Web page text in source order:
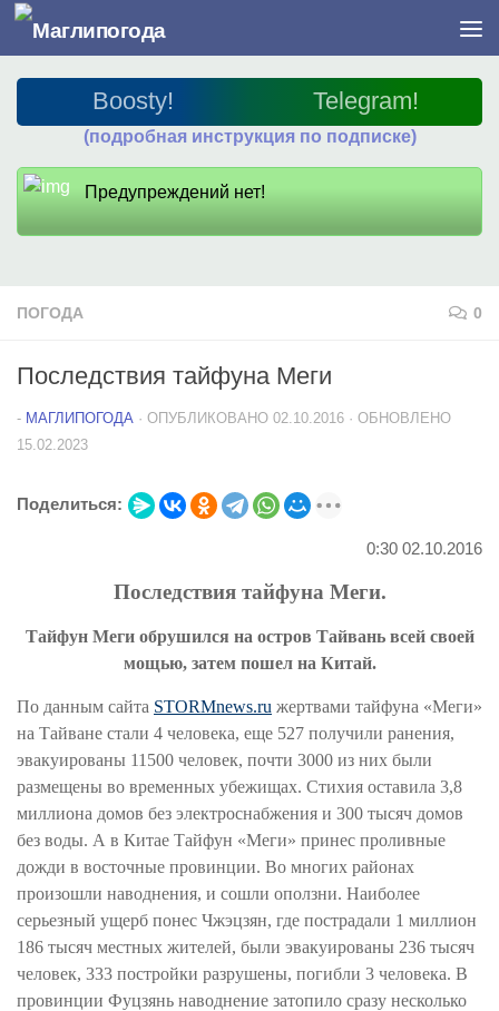
Перейти к содержимому
Boosty! Telegram!
(подробная инструкция по подписке)
Предупреждений нет!
ПОГОДА 0
Последствия тайфуна Меги
- МАГЛИПОГОДА · ОПУБЛИКОВАНО 02.10.2016 · ОБНОВЛЕНО
15.02.2023
Поделиться:
0:30 02.10.2016
Последствия тайфуна Меги.
Тайфун Меги обрушился на остров Тайвань всей своей
мощью, затем пошел на Китай.
По данным сайта STORMnews.ru жертвами тайфуна «Меги»
на Тайване стали 4 человека, еще 527 получили ранения,
эвакуированы 11500 человек, почти 3000 из них были
размещены во временных убежищах. Стихия оставила 3,8
миллиона домов без электроснабжения и 300 тысяч домов
без воды. А в Китае Тайфун «Меги» принес проливные
дожди в восточные провинции. Во многих районах
произошли наводнения, и сошли оползни. Наиболее
серьезный ущерб понес Чжэцзян, где пострадали 1 миллион
186 тысяч местных жителей, были эвакуированы 236 тысяч
человек, 333 постройки разрушены, погибли 3 человека. В
провинции Фуцзянь наводнение затопило сразу несколько